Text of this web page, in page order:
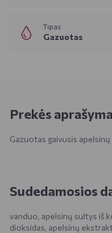
Tipas
Gazuotas
Prekės
Gazuotas gaivusis apelsinų
Sudedamosios
vanduo, apelsinų sultys iš
dioksidas, apelsinų